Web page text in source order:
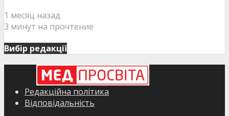
1 месяц назад
3 минут на прочтение
Вибір редакції
Редакційна політика
Відповідальність